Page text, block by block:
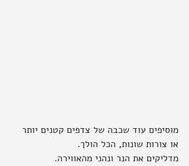
מוסיפים עוד שכבה של צדפים קטנים יותר
או צורות שונות, הכל הולך.
מדליקים את הנר ונהני מהאווירה.